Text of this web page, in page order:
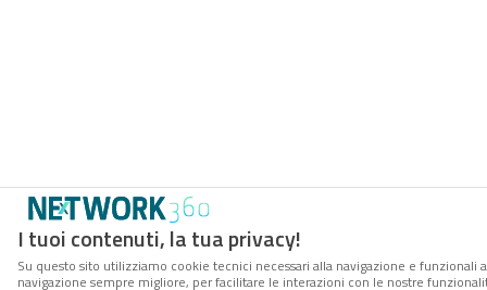
I tuoi contenuti, la tua privacy!
Su questo sito utilizziamo cookie tecnici necessari alla navigazione e
navigazione sempre migliore, per facilitare le interazioni con le nostre